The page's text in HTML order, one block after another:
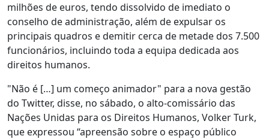
milhões de euros, tendo dissolvido de imediato o
conselho de administração, além de expulsar os
principais quadros e demitir cerca de metade dos 7.500
funcionários, incluindo toda a equipa dedicada aos
direitos humanos.
"Não é […] um começo animador" para a nova gestão
do Twitter, disse, no sábado, o alto-comissário das
Nações Unidas para os Direitos Humanos, Volker Turk,
que expressou “apreensão sobre o espaço público